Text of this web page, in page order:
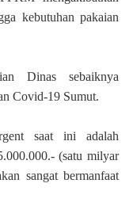
kebutuhan pakaian
Dinas sebaiknya
Covid-19 Sumut.
saat ini adalah
(satu milyar
sangat bermanfaat